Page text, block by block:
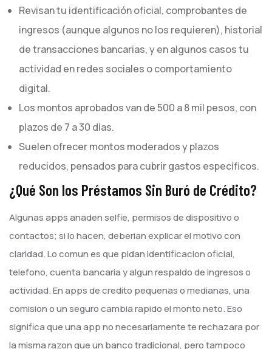
Revisan tu identificación oficial, comprobantes de
ingresos (aunque algunos no los requieren), historial
de transacciones bancarias, y en algunos casos tu
actividad en redes sociales o comportamiento
digital.
Los montos aprobados van de 500 a 8 mil pesos, con
plazos de 7 a 30 días.
Suelen ofrecer montos moderados y plazos
reducidos, pensados para cubrir gastos específicos.
¿Qué Son los Préstamos Sin Buró de Crédito?
Algunas apps anaden selfie, permisos de dispositivo o
contactos; si lo hacen, deberian explicar el motivo con
claridad. Lo comun es que pidan identificacion oficial,
telefono, cuenta bancaria y algun respaldo de ingresos o
actividad. En apps de credito pequenas o medianas, una
comision o un seguro cambia rapido el monto neto. Eso
significa que una app no necesariamente te rechazara por
la misma razon que un banco tradicional, pero tampoco